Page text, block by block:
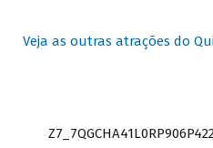
Veja as outras atrações do